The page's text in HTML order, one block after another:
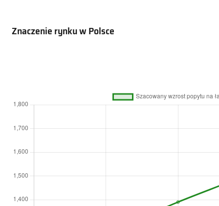
Znaczenie rynku w Polsce